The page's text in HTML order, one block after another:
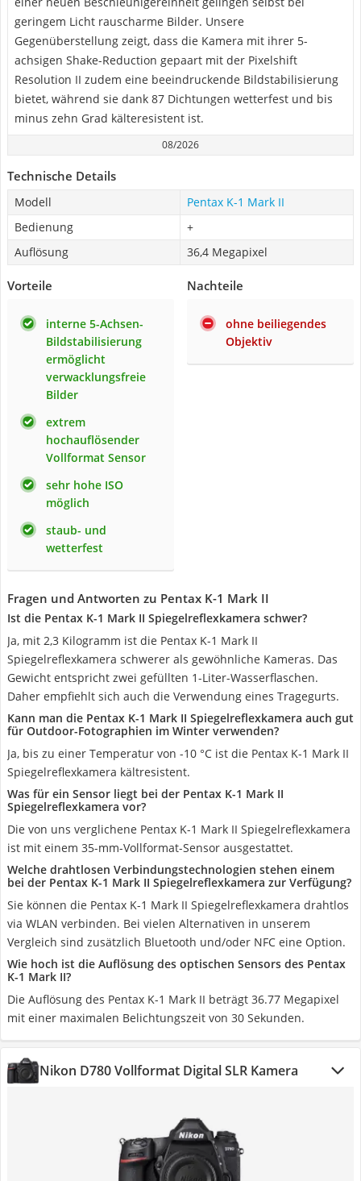
geringem Licht rauscharme Bilder. Unsere
Gegenüberstellung zeigt, dass die Kamera mit ihrer 5-
achsigen Shake-Reduction gepaart mit der Pixelshift
Resolution II zudem eine beeindruckende Bildstabilisierung
bietet, während sie dank 87 Dichtungen wetterfest und bis
minus zehn Grad kälteresistent ist.
08/2026
Technische Details
Modell
Pentax K-1 Mark II
Bedienung
+
Auflösung
36,4 Megapixel
Vorteile
interne 5-Achsen-
Bildstabilisierung
ermöglicht
verwacklungsfreie
Bilder
extrem
hochauflösender
Vollformat Sensor
sehr hohe ISO
möglich
staub- und
wetterfest
Nachteile
ohne beiliegendes
Objektiv
Fragen und Antworten zu Pentax K-1 Mark II
Ist die Pentax K-1 Mark II Spiegelreflexkamera schwer?
Ja, mit 2,3 Kilogramm ist die Pentax K-1 Mark II
Spiegelreflexkamera schwerer als gewöhnliche Kameras. Das
Gewicht entspricht zwei gefüllten 1-Liter-Wasserflaschen.
Daher empfiehlt sich auch die Verwendung eines Tragegurts.
Kann man die Pentax K-1 Mark II Spiegelreflexkamera auch gut
für Outdoor-Fotographien im Winter verwenden?
Ja, bis zu einer Temperatur von -10 °C ist die Pentax K-1 Mark II
Spiegelreflexkamera kältresistent.
Was für ein Sensor liegt bei der Pentax K-1 Mark II
Spiegelreflexkamera vor?
Die von uns verglichene Pentax K-1 Mark II Spiegelreflexkamera
ist mit einem 35-mm-Vollformat-Sensor ausgestattet.
Welche drahtlosen Verbindungstechnologien stehen einem
bei der Pentax K-1 Mark II Spiegelreflexkamera zur Verfügung?
Sie können die Pentax K-1 Mark II Spiegelreflexkamera drahtlos
via WLAN verbinden. Bei vielen Alternativen in unserem
Vergleich sind zusätzlich Bluetooth und/oder NFC eine Option.
Wie hoch ist die Auflösung des optischen Sensors des Pentax
K-1 Mark II?
Die Auflösung des Pentax K-1 Mark II beträgt 36.77 Megapixel
mit einer maximalen Belichtungszeit von 30 Sekunden.
Nikon D780 Vollformat Digital SLR Kamera